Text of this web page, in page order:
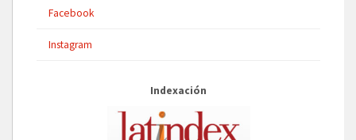
Facebook
Instagram
Indexación